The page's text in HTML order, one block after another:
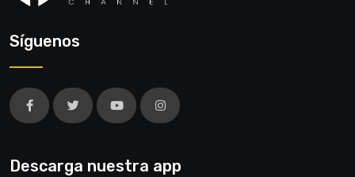
Síguenos
Descarga nuestra app